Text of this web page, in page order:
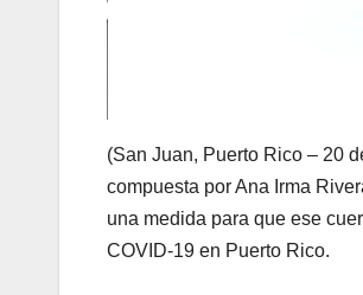
(San Juan, Puerto Rico – 20
compuesta por Ana Irma
una medida para que ese
COVID-19 en Puerto Rico.